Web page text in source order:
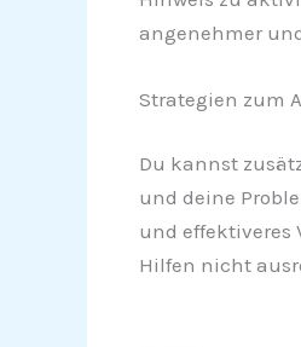
angenehmer
Strategien zum
Du kannst
und deine
und effektiveres
Hilfen nicht